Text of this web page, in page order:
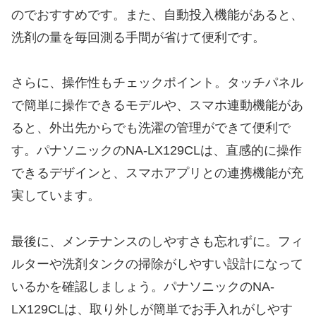
のでおすすめです。また、自動投入機能があると、
洗剤の量を毎回測る手間が省けて便利です。
さらに、操作性もチェックポイント。タッチパネル
で簡単に操作できるモデルや、スマホ連動機能があ
ると、外出先からでも洗濯の管理ができて便利で
す。パナソニックのNA-LX129CLは、直感的に操作
できるデザインと、スマホアプリとの連携機能が充
実しています。
最後に、メンテナンスのしやすさも忘れずに。フィ
ルターや洗剤タンクの掃除がしやすい設計になって
いるかを確認しましょう。パナソニックのNA-
LX129CLは、取り外しが簡単でお手入れがしやす